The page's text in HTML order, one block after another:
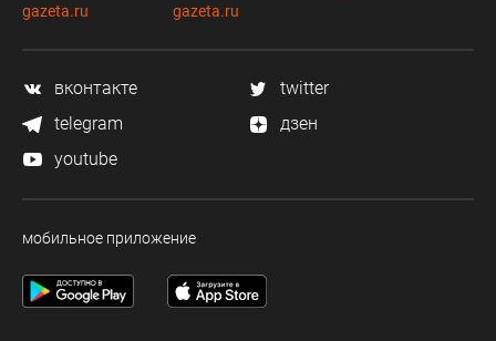
gazeta.ru
gazeta.ru
вконтакте
twitter
telegram
дзен
youtube
мобильное приложение